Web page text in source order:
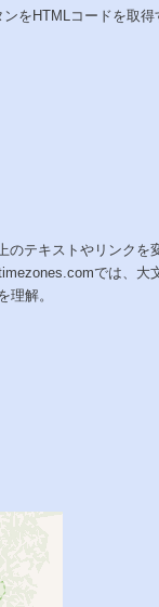
をHTMLコードを取得
のテキストやリンクを
では、大
理解。